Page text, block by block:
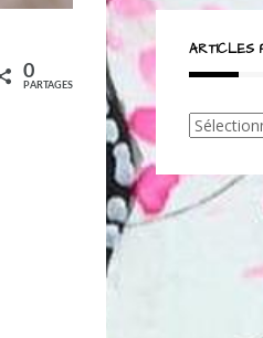
0
PARTAGES
ARTICLES
Articles
catégorie